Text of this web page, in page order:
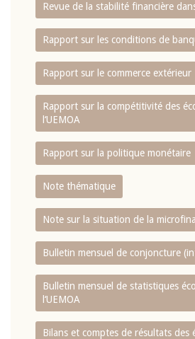
Revue de la stabilité financière
Rapport sur les conditions de
Rapport sur le commerce extérieur
Rapport sur la compétitivité des
l‘UEMOA
Rapport sur la politique monétaire
Note thématique
Note sur la situation de la
Bulletin mensuel de conjoncture
Bulletin mensuel de statistiques
l‘UEMOA
Bilans et comptes de résultats des